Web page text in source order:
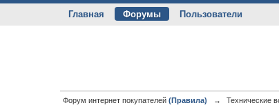
Главная Форумы Пользователи
Форум интернет покупателей (Правила) → Технические